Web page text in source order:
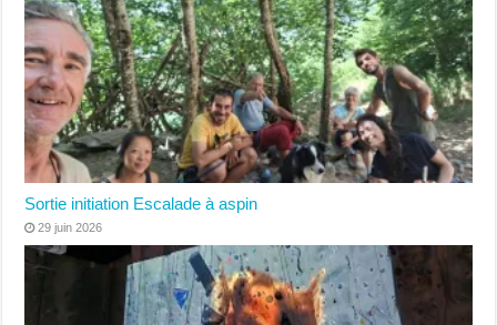
Sortie initiation Escalade à aspin
29 juin 2026